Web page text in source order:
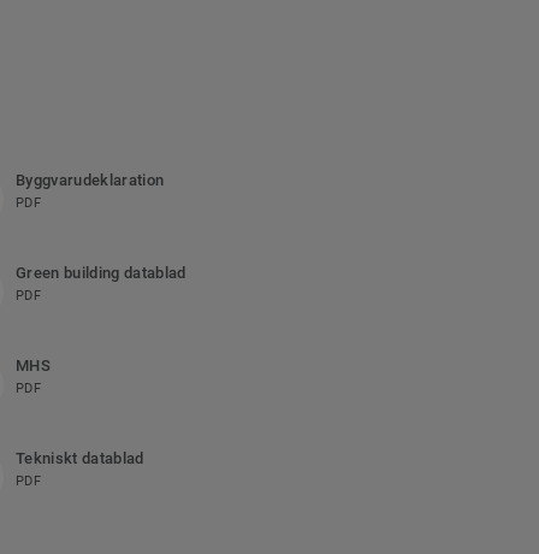
Byggvarudeklaration
PDF
Green building datablad
PDF
MHS
PDF
Tekniskt datablad
PDF